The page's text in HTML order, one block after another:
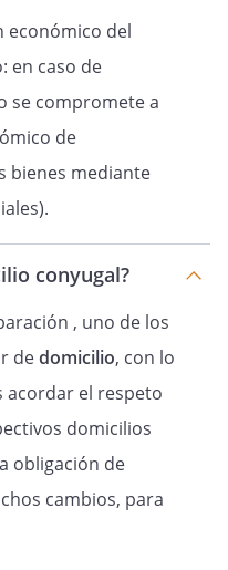
en especial
estos
se debe
y, en caso
por el juez o
decida.
visitas se
ambos
mínimo el
ser
flexibilidad y
económico del
en caso de
se compromete a
de
bienes mediante
conyugal?
, uno de los
dedomicilio, con lo
acordar el respeto
domicilios
obligación de
cambios, para